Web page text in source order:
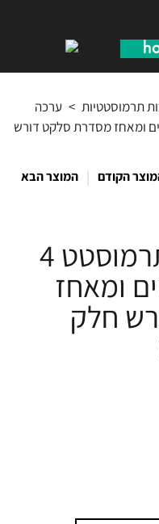
תרמוסטטיות > ערכה
עם נקודת מים ומאחז מסדרת סלקט דורש
הקודם | המוצר הבא
ערכה חיצונית לתרמוסטט 4
ומאחז
חלק